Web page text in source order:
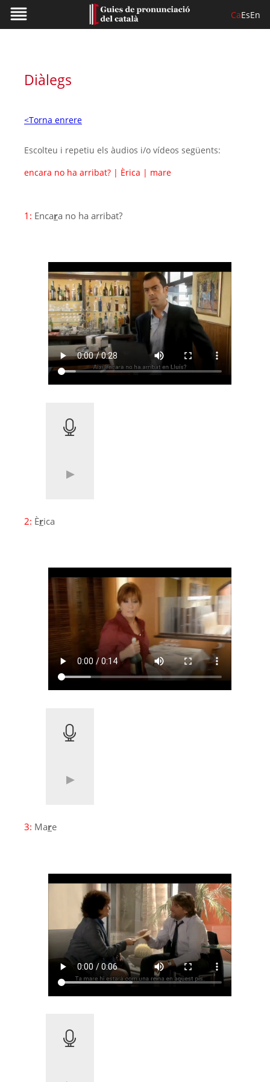
CaEsEn
Diàlegs
<Torna enrere
Escolteu i repetiu els àudios i/o vídeos següents:
encara no ha arribat? | Èrica | mare
1: Encara no ha arribat?
2: Èrica
3: Mare